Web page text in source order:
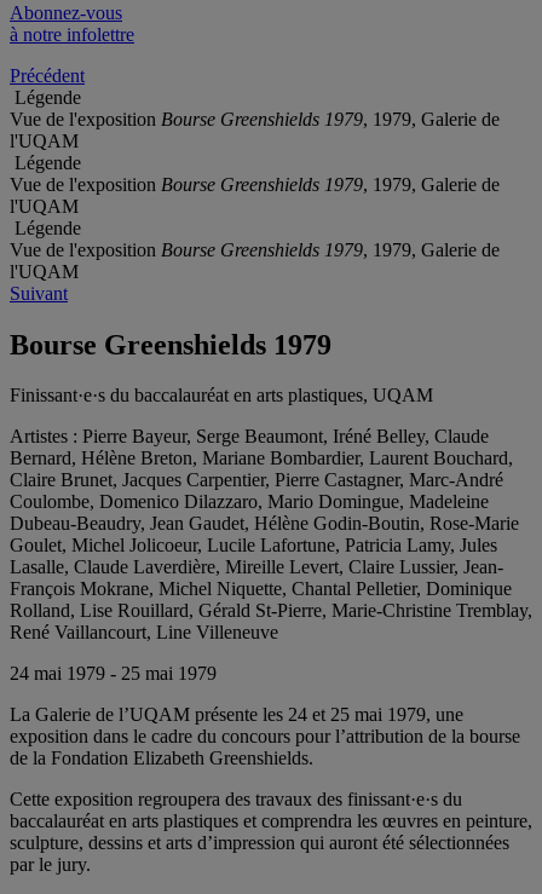
Abonnez-vous
à notre infolettre
Précédent
Légende
Vue de l'exposition Bourse Greenshields 1979, 1979, Galerie de
l'UQAM
Légende
Vue de l'exposition Bourse Greenshields 1979, 1979, Galerie de
l'UQAM
Légende
Vue de l'exposition Bourse Greenshields 1979, 1979, Galerie de
l'UQAM
Suivant
Bourse Greenshields 1979
Finissant·e·s du baccalauréat en arts plastiques, UQAM
Artistes : Pierre Bayeur, Serge Beaumont, Iréné Belley, Claude
Bernard, Hélène Breton, Mariane Bombardier, Laurent Bouchard,
Claire Brunet, Jacques Carpentier, Pierre Castagner, Marc-André
Coulombe, Domenico Dilazzaro, Mario Domingue, Madeleine
Dubeau-Beaudry, Jean Gaudet, Hélène Godin-Boutin, Rose-Marie
Goulet, Michel Jolicoeur, Lucile Lafortune, Patricia Lamy, Jules
Lasalle, Claude Laverdière, Mireille Levert, Claire Lussier, Jean-
François Mokrane, Michel Niquette, Chantal Pelletier, Dominique
Rolland, Lise Rouillard, Gérald St-Pierre, Marie-Christine Tremblay,
René Vaillancourt, Line Villeneuve
24 mai 1979 - 25 mai 1979
La Galerie de l’UQAM présente les 24 et 25 mai 1979, une
exposition dans le cadre du concours pour l’attribution de la bourse
de la Fondation Elizabeth Greenshields.
Cette exposition regroupera des travaux des finissant·e·s du
baccalauréat en arts plastiques et comprendra les œuvres en peinture,
sculpture, dessins et arts d’impression qui auront été sélectionnées
par le jury.